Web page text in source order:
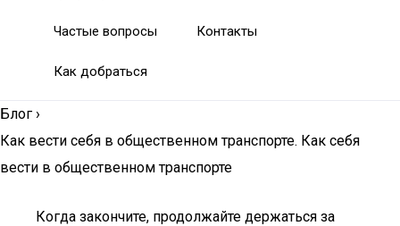
Частые вопросы Контакты
Как добраться
Блог ›
Как вести себя в общественном транспорте. Как себя
вести в общественном транспорте
Когда закончите, продолжайте держаться за